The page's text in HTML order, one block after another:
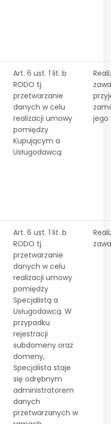
Art. 6 ust. 1 lit. b
RODO tj.
przetwarzanie
danych w celu
realizacji umowy
pomiędzy
Kupującym a
Usługodawcą.
jego
Art. 6 ust. 1 lit. b
RODO tj.
przetwarzanie
danych w celu
realizacji umowy
pomiędzy
Specjalistą a
Usługodawcą. W
przypadku
rejestracji
subdomeny oraz
domeny,
Specjalista staje
się odrębnym
administratorem
danych
przetwarzanych w